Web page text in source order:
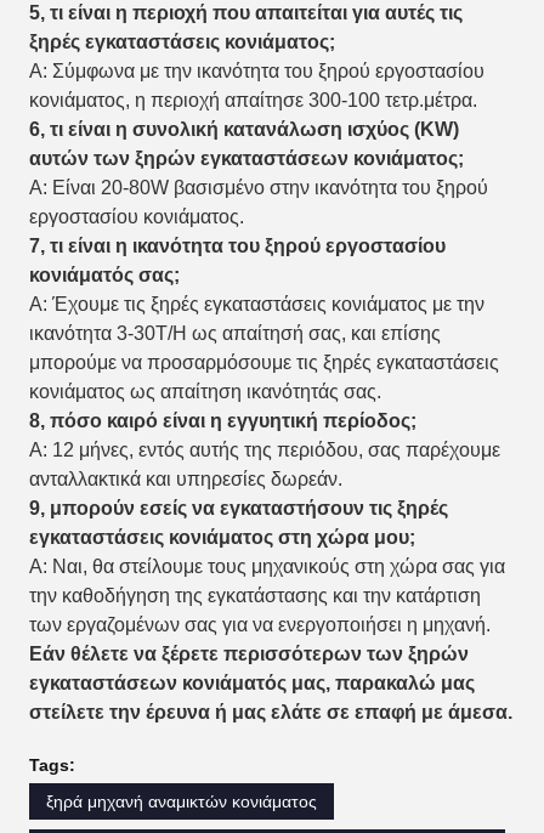
5, τι είναι η περιοχή που απαιτείται για αυτές τις
ξηρές εγκαταστάσεις κονιάματος;
Α: Σύμφωνα με την ικανότητα του ξηρού εργοστασίου
κονιάματος, η περιοχή απαίτησε 300-100 τετρ.μέτρα.
6, τι είναι η συνολική κατανάλωση ισχύος (KW)
αυτών των ξηρών εγκαταστάσεων κονιάματος;
Α: Είναι 20-80W βασισμένο στην ικανότητα του ξηρού
εργοστασίου κονιάματος.
7, τι είναι η ικανότητα του ξηρού εργοστασίου
κονιάματός σας;
Α: Έχουμε τις ξηρές εγκαταστάσεις κονιάματος με την
ικανότητα 3-30T/H ως απαίτησή σας, και επίσης
μπορούμε να προσαρμόσουμε τις ξηρές εγκαταστάσεις
κονιάματος ως απαίτηση ικανότητάς σας.
8, πόσο καιρό είναι η εγγυητική περίοδος;
Α: 12 μήνες, εντός αυτής της περιόδου, σας παρέχουμε
ανταλλακτικά και υπηρεσίες δωρεάν.
9, μπορούν εσείς να εγκαταστήσουν τις ξηρές
εγκαταστάσεις κονιάματος στη χώρα μου;
Α: Ναι, θα στείλουμε τους μηχανικούς στη χώρα σας για
την καθοδήγηση της εγκατάστασης και την κατάρτιση
των εργαζομένων σας για να ενεργοποιήσει η μηχανή.
Εάν θέλετε να ξέρετε περισσότερων των ξηρών
εγκαταστάσεων κονιάματός μας, παρακαλώ μας
στείλετε την έρευνα ή μας ελάτε σε επαφή με άμεσα.
Tags:
ξηρά μηχανή αναμικτών κονιάματος